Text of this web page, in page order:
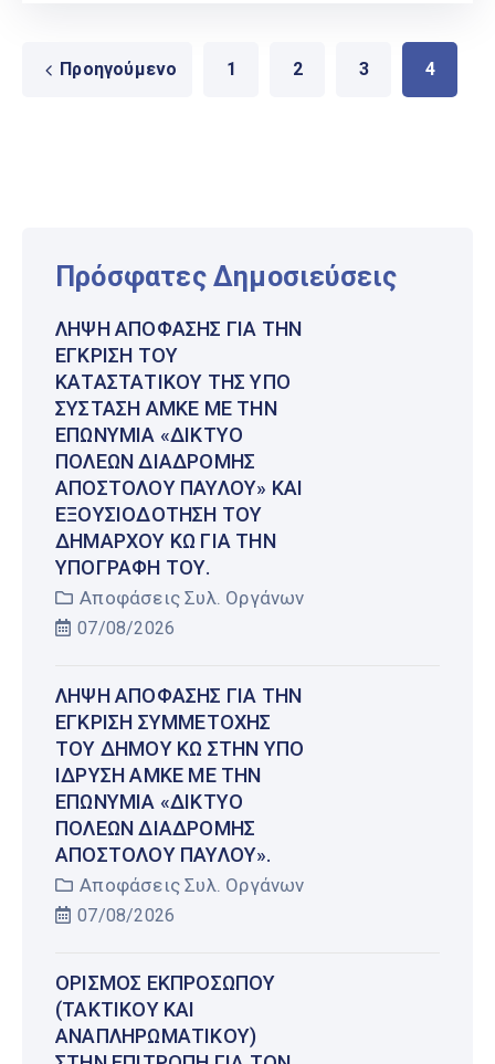
Προηγούμενο 1 2 3 4
Πρόσφατες Δημοσιεύσεις
ΛΉΨΗ ΑΠΌΦΑΣΗΣ ΓΙΑ ΤΗΝ
ΈΓΚΡΙΣΗ ΤΟΥ
ΚΑΤΑΣΤΑΤΙΚΟΎ ΤΗΣ ΥΠΌ
ΣΎΣΤΑΣΗ ΑΜΚΕ ΜΕ ΤΗΝ
ΕΠΩΝΥΜΊΑ «ΔΊΚΤΥΟ
ΠΌΛΕΩΝ ΔΙΑΔΡΟΜΉΣ
ΑΠΟΣΤΌΛΟΥ ΠΑΎΛΟΥ» ΚΑΙ
ΕΞΟΥΣΙΟΔΌΤΗΣΗ ΤΟΥ
ΔΗΜΆΡΧΟΥ ΚΩ ΓΙΑ ΤΗΝ
ΥΠΟΓΡΑΦΉ ΤΟΥ.
Αποφάσεις Συλ. Οργάνων
07/08/2026
ΛΉΨΗ ΑΠΌΦΑΣΗΣ ΓΙΑ ΤΗΝ
ΈΓΚΡΙΣΗ ΣΥΜΜΕΤΟΧΉΣ
ΤΟΥ ΔΉΜΟΥ ΚΩ ΣΤΗΝ ΥΠΌ
ΊΔΡΥΣΗ ΑΜΚΕ ΜΕ ΤΗΝ
ΕΠΩΝΥΜΊΑ «ΔΊΚΤΥΟ
ΠΌΛΕΩΝ ΔΙΑΔΡΟΜΉΣ
ΑΠΟΣΤΌΛΟΥ ΠΑΎΛΟΥ».
Αποφάσεις Συλ. Οργάνων
07/08/2026
ΟΡΙΣΜΌΣ ΕΚΠΡΟΣΏΠΟΥ
(ΤΑΚΤΙΚΟΎ ΚΑΙ
ΑΝΑΠΛΗΡΩΜΑΤΙΚΟΎ)